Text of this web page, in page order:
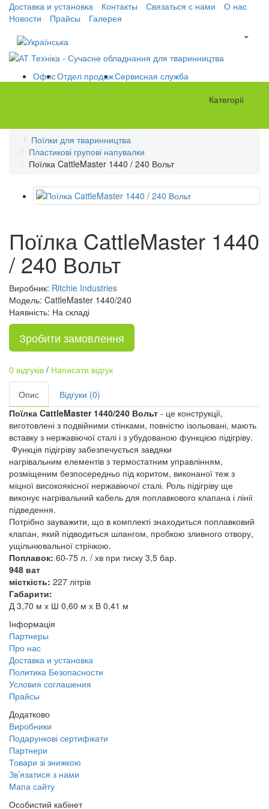
Доставка и установка Контакты Связаться с нами
О нас
Новости
Прайсы Галерея
ОфисОтдел продажСервисная служба
Категорії
Поїлки для тваринництва
Пластикові групові напувалки
Поїлка CattleMaster 1440 / 240 Вольт
Поїлка CattleMaster 1440
/ 240 Вольт
Виробник: Ritchie Industries
Модель: CattleMaster 1440/240
Наявність: На складі
Зробити замовлення
0 відгуків / Написати відгук
Опис
Відгуки (0)
Поїлка CattleMaster 1440/240 Вольт - це конструкції,
виготовлені з подвійними стінками, повністю ізольовані, мають
вставку з нержавіючої сталі і з убудованою функцією підігріву.
Функція підігріву забезпечується завдяки
нагрівальним елементів з термостатним управлінням,
розміщеним безпосередньо під коритом, виконаної теж з
міцної високоякісної нержавіючої сталі. Роль підігріву ще
виконує нагрівальний кабель для поплавкового клапана і лінії
підведення.
Потрібно зауважити, що в комплекті знаходиться поплавковий
клапан, який підводиться шлангом, пробкою зливного отвору,
ущільнювальної стрічкою.
Поплавок: 60-75 л. / хв при тиску 3,5 бар.
948 ват
місткість: 227 літрів
Габарити:
Д 3,70 м х Ш 0,60 м х В 0,41 м
Інформація
Партнеры
Про нас
Доставка и установка
Политика Безопасности
Условия соглашения
Прайсы
Додатково
Виробники
Подарункові сертифікати
Партнери
Товари зі знижкою
Зв’язатися з нами
Мапа сайту
Особистий кабінет